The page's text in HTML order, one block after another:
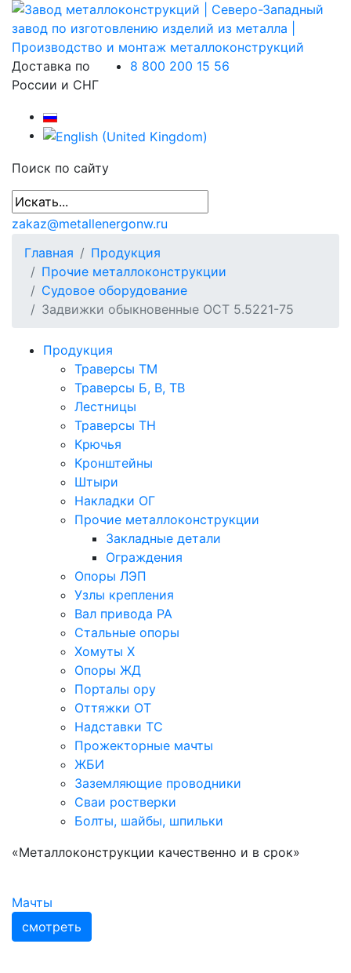
Доставка по
России и СНГ
8 800 200 15 56
Поиск по сайту
zakaz@metallenergonw.ru
Главная
Продукция
Прочие металлоконструкции
Судовое оборудование
Задвижки обыкновенные ОСТ 5.5221-75
Продукция
Траверсы ТМ
Траверсы Б, В, ТВ
Лестницы
Траверсы ТН
Крючья
Кронштейны
Штыри
Накладки ОГ
Прочие металлоконструкции
Закладные детали
Ограждения
Опоры ЛЭП
Узлы крепления
Вал привода РА
Стальные опоры
Хомуты Х
Опоры ЖД
Порталы ору
Оттяжки ОТ
Надставки ТС
Прожекторные мачты
ЖБИ
Заземляющие проводники
Сваи ростверки
Болты, шайбы, шпильки
«Металлоконструкции качественно и в срок»
Мачты
смотреть